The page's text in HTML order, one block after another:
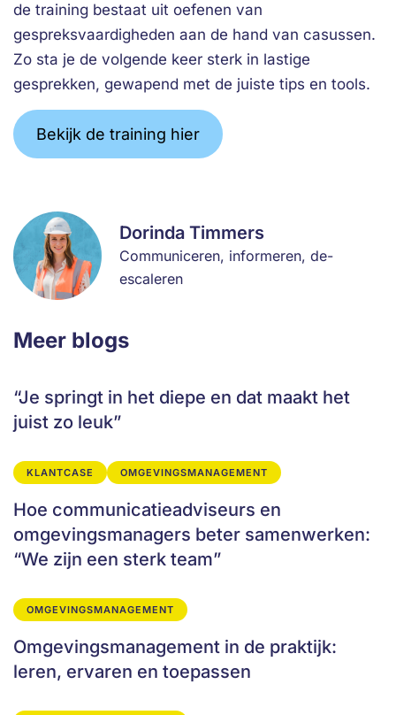
de training bestaat uit oefenen van
gespreksvaardigheden aan de hand van casussen.
Zo sta je de volgende keer sterk in lastige
gesprekken, gewapend met de juiste tips en tools.
Bekijk de training hier
Dorinda Timmers
Communiceren, informeren, de-
escaleren
Meer blogs
“Je springt in het diepe en dat maakt het
juist zo leuk”
KLANTCASE OMGEVINGSMANAGEMENT
Hoe communicatieadviseurs en
omgevingsmanagers beter samenwerken:
“We zijn een sterk team”
OMGEVINGSMANAGEMENT
Omgevingsmanagement in de praktijk:
leren, ervaren en toepassen